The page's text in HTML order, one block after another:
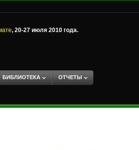
, 20-27 июля 2010 года.
БИБЛИОТЕКА ОТЧЕТЫ